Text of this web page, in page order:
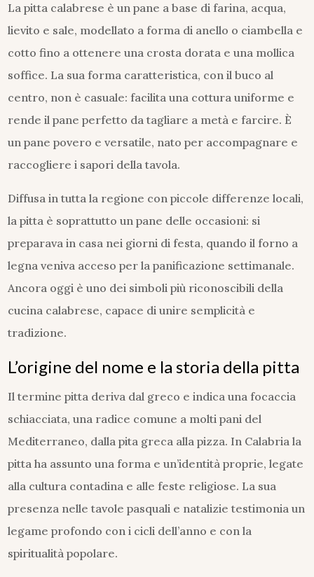
La pitta calabrese è un pane a base di farina, acqua,
lievito e sale, modellato a forma di anello o ciambella e
cotto fino a ottenere una crosta dorata e una mollica
soffice. La sua forma caratteristica, con il buco al
centro, non è casuale: facilita una cottura uniforme e
rende il pane perfetto da tagliare a metà e farcire. È
un pane povero e versatile, nato per accompagnare e
raccogliere i sapori della tavola.
Diffusa in tutta la regione con piccole differenze locali,
la pitta è soprattutto un pane delle occasioni: si
preparava in casa nei giorni di festa, quando il forno a
legna veniva acceso per la panificazione settimanale.
Ancora oggi è uno dei simboli più riconoscibili della
cucina calabrese, capace di unire semplicità e
tradizione.
L’origine del nome e la storia della pitta
Il termine pitta deriva dal greco e indica una focaccia
schiacciata, una radice comune a molti pani del
Mediterraneo, dalla pita greca alla pizza. In Calabria la
pitta ha assunto una forma e un’identità proprie, legate
alla cultura contadina e alle feste religiose. La sua
presenza nelle tavole pasquali e natalizie testimonia un
legame profondo con i cicli dell’anno e con la
spiritualità popolare.